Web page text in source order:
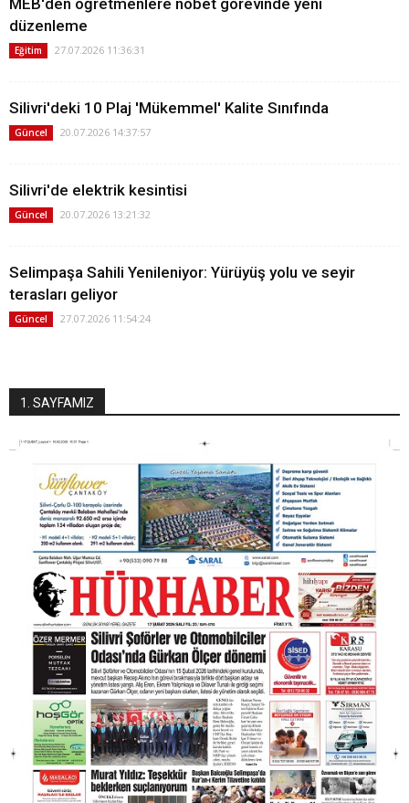
düzenleme
Eğitim 27.07.2026 11:36:31
Silivri'deki 10 Plaj 'Mükemmel' Kalite Sınıfında
Güncel 20.07.2026 14:37:57
Silivri'de elektrik kesintisi
Güncel 20.07.2026 13:21:32
Selimpaşa Sahili Yenileniyor: Yürüyüş yolu ve seyir
terasları geliyor
Güncel 27.07.2026 11:54:24
1. SAYFAMIZ